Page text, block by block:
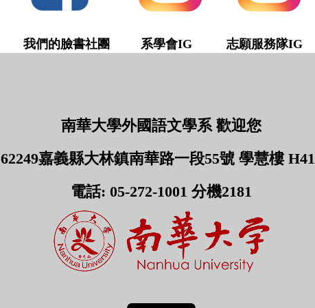
我們的臉書社團 系學會IG 志願服務隊IG
南華大學外國語文學系 歡迎您
62249嘉義縣大林鎮南華路一段55號 學慧樓
電話: 05-272-1001 分機2181